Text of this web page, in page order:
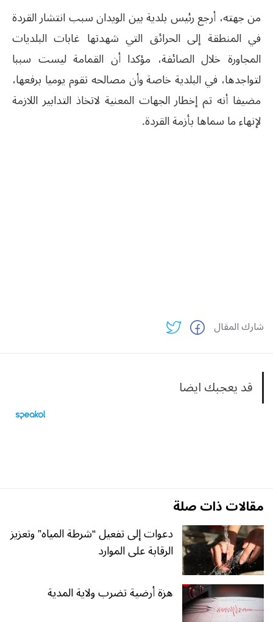
من جهته، أرجع رئيس بلدية بين الويدان سبب انتشار القردة
في المنطقة إلى الحرائق التي شهدتها غابات البلديات
المجاورة خلال الصائفة، مؤكدا أن القمامة ليست سببا
لتواجدها، في البلدية خاصة وأن مصالحه تقوم يوميا برفعها،
مضيفا أنه تم إخطار الجهات المعنية لاتخاذ التدابير اللازمة
لإنهاء ما سماها بأزمة القردة.
شارك المقال
قد يعجبك ايضا
مقالات ذات صلة
دعوات إلى تفعيل “شرطة المياه” وتعزيز
الرقابة على الموارد
هزة أرضية تضرب ولاية المدية